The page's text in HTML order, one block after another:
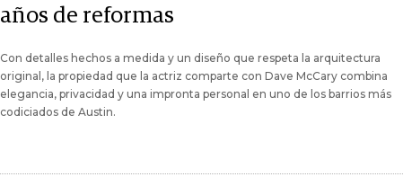
años de reformas
Con detalles hechos a medida y un diseño que respeta la arquitectura
original, la propiedad que la actriz comparte con Dave McCary combina
elegancia, privacidad y una impronta personal en uno de los barrios más
codiciados de Austin.